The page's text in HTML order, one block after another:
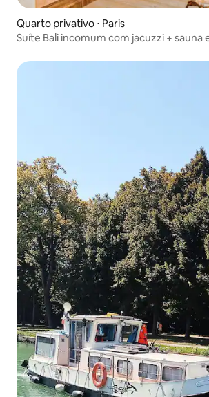
Quarto privativo ⋅ Paris
Suíte Bali incomum com jacuzzi + sauna